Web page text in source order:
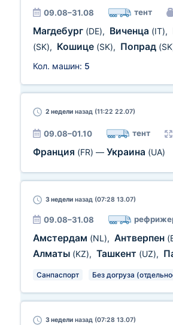
09.08–31.08 тент
Магдебург (DE), Виченца (IT),
(SK), Кошице (SK), Попрад
Кол. машин: 5
2 недели назад (11:22 22.07)
09.08–01.10 тент
Франция (FR) — Украина (UA)
3 недели назад (07:28 13.07)
09.08–31.08
Амстердам (NL), Антверпен
Алматы (KZ), Ташкент (UZ),
Санпаспорт Без догруза
3 недели назад (07:28 13.07)